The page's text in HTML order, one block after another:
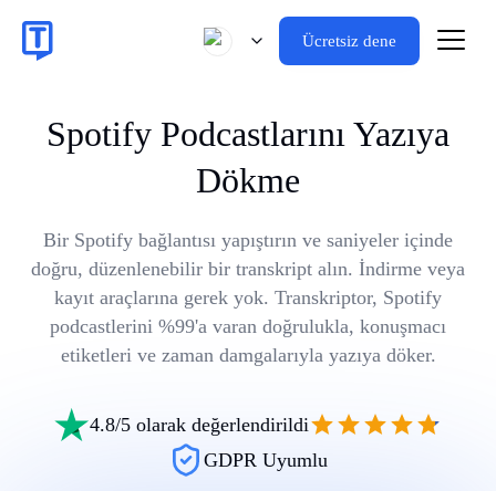
Ücretsiz dene
Spotify Podcastlarını Yazıya
Dökme
Bir Spotify bağlantısı yapıştırın ve saniyeler içinde
doğru, düzenlenebilir bir transkript alın. İndirme veya
kayıt araçlarına gerek yok. Transkriptor, Spotify
podcastlerini %99'a varan doğrulukla, konuşmacı
etiketleri ve zaman damgalarıyla yazıya döker.
4.8/5 olarak değerlendirildi
GDPR Uyumlu